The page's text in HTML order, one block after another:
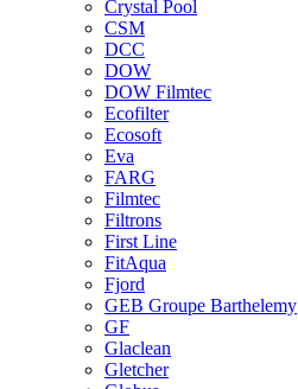
Crystal Pool
CSM
DCC
DOW
DOW Filmtec
Ecofilter
Ecosoft
Eva
FARG
Filmtec
Filtrons
First Line
FitAqua
Fjord
GEB Groupe Barthelemy
GF
Glaclean
Gletcher